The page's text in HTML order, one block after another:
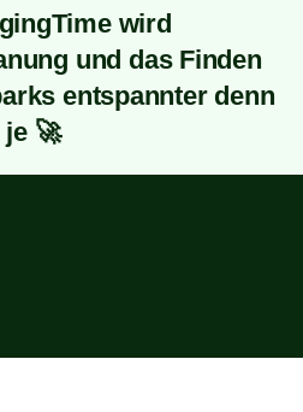
wird
und das Finden
entspannter denn
je 🚀